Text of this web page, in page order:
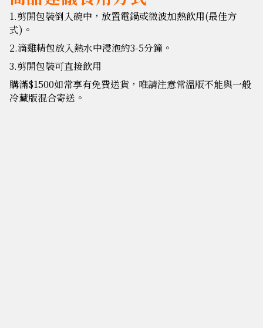
1.剪開包裝倒入碗中，放置電鍋或微波加熱飲用(最佳方
式)。
2.滴雞精包放入熱水中浸泡約3-5分鐘。
3.剪開包裝可直接飲用
購滿$1500如常享有免費送貨，唯請注意常溫版不能與一般
冷藏版混合寄送。